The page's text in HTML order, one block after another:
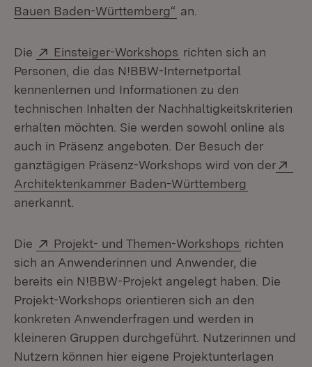
Bauen Baden-Württemberg“ (Öffnet in neuem
an.
Die Extern:
Einsteiger-Workshops (Öffnet in neuem
richten sich an
Personen, die das N!BBW-Internetportal
kennenlernen und Informationen zu den
technischen Inhalten der Nachhaltigkeitskriterien
erhalten möchten. Sie werden sowohl online als
auch in Präsenz angeboten. Der Besuch der
ganztägigen Präsenz-Workshops wird von der
Architektenkammer Baden-Württemberg
anerkannt.
Die Extern:
Projekt- und Themen-Workshops (Öffnet in
richten
sich an Anwenderinnen und Anwender, die
bereits ein N!BBW-Projekt angelegt haben. Die
Projekt-Workshops orientieren sich an den
konkreten Anwenderfragen und werden in
kleineren Gruppen durchgeführt. Nutzerinnen und
Nutzern können hier eigene Projektunterlagen